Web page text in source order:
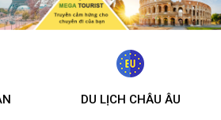
DU LỊCH CHÂU ÂU